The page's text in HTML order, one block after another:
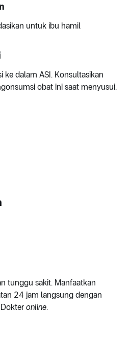
untuk ibu hamil
ke dalam ASI. Konsultasikan
obat ini saat menyusui.
tunggu sakit. Manfaatkan
24 jam langsung dengan
online.